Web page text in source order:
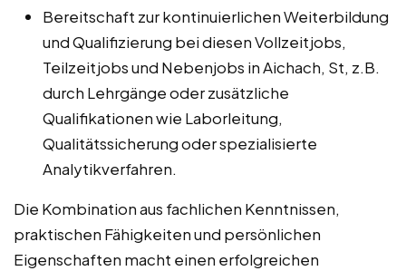
Bereitschaft zur kontinuierlichen Weiterbildung
und Qualifizierung bei diesen Vollzeitjobs,
Teilzeitjobs und Nebenjobs in Aichach, St, z.B.
durch Lehrgänge oder zusätzliche
Qualifikationen wie Laborleitung,
Qualitätssicherung oder spezialisierte
Analytikverfahren.
Die Kombination aus fachlichen Kenntnissen,
praktischen Fähigkeiten und persönlichen
Eigenschaften macht einen erfolgreichen